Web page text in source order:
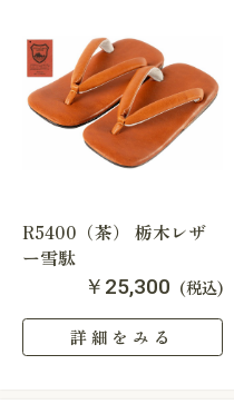
R5400（茶） 栃木レザ
ー雪駄
￥25,300 (税込)
詳細をみる